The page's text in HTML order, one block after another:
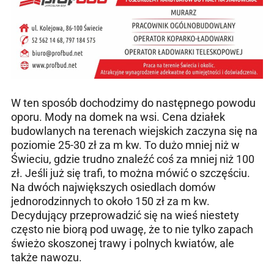
W ten sposób dochodzimy do następnego powodu
oporu. Mody na domek na wsi. Cena działek
budowlanych na terenach wiejskich zaczyna się na
poziomie 25-30 zł za m kw. To dużo mniej niż w
Świeciu, gdzie trudno znaleźć coś za mniej niż 100
zł. Jeśli już się trafi, to można mówić o szczęściu.
Na dwóch największych osiedlach domów
jednorodzinnych to około 150 zł za m kw.
Decydujący przeprowadzić się na wieś niestety
często nie biorą pod uwagę, że to nie tylko zapach
świeżo skoszonej trawy i polnych kwiatów, ale
także nawozu.